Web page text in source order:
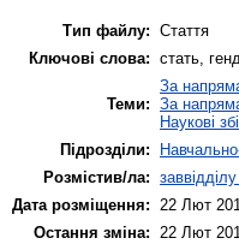
Тип файлу: Стаття
Ключові слова: стать,
Теми:
За
За
Наукові
Підрозділи:
Розмістив/ла:
Дата розміщення:
22 Лют
Остання зміна:
22 Лют